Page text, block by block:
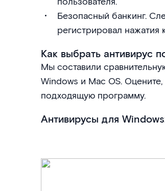
Безопасный банкинг.
регистрировал нажатия
Как выбрать антивирус
Мы составили
Windows и Mac OS.
подходящую программу.
Антивирусы для